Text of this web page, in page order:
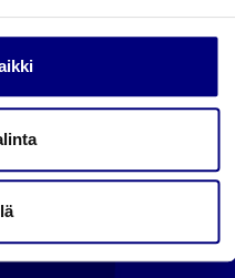
han­kin­taan.
kans­sa löy­dät vaih­toeh­